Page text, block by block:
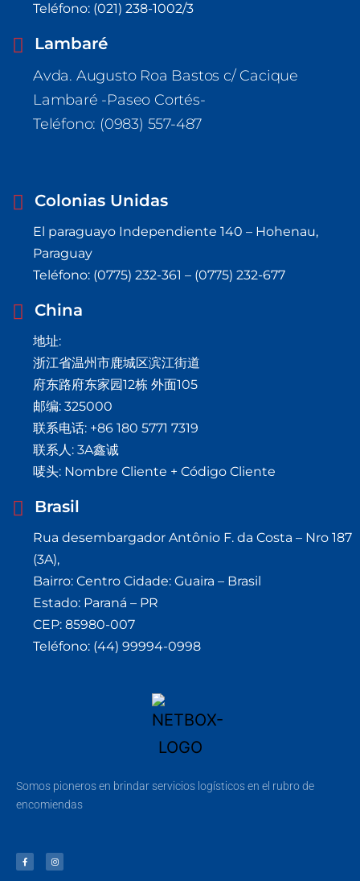
Teléfono: (021) 238-1002/3
Lambaré
Avda. Augusto Roa Bastos c/ Cacique
Lambaré -Paseo Cortés-
Teléfono: (0983) 557-487
Colonias Unidas
El paraguayo Independiente 140 – Hohenau,
Paraguay
Teléfono: (0775) 232-361 – (0775) 232-677
China
地址:
浙江省温州市鹿城区滨江街道
府东路府东家园12栋 外面105
邮编: 325000
联系电话: +86 180 5771 7319
联系人: 3A鑫诚
唛头: Nombre Cliente + Código Cliente
Brasil
Rua desembargador Antônio F. da Costa – Nro 187
(3A),
Bairro: Centro Cidade: Guaira – Brasil
Estado: Paraná – PR
CEP: 85980-007
Teléfono: (44) 99994-0998
Somos pioneros en brindar servicios logísticos en el rubro de
encomiendas